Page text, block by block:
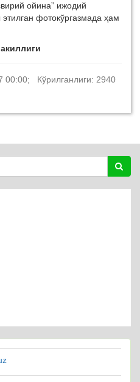
ойина” ижодий
фотокўргазмада ҳам
00:00; Кўрилганлиги: 2940